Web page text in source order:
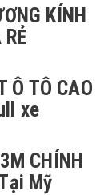
KÍNH
Ô TÔ CAO
xe
CHÍNH
Mỹ